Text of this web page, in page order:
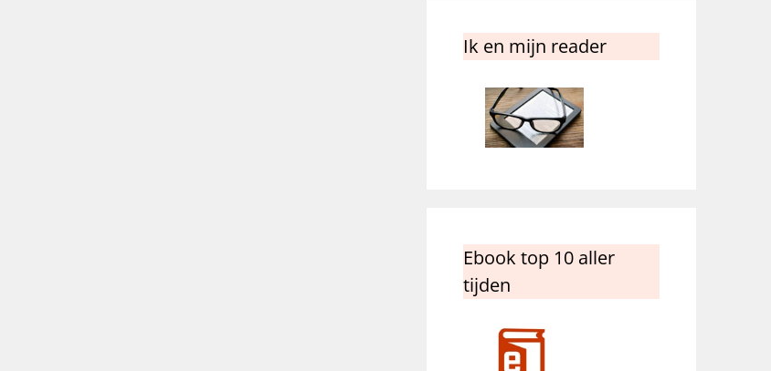
Ik en mijn reader
Ebook top 10 aller
tijden